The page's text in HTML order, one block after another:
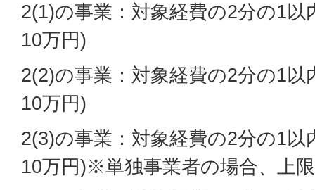
2(1)の事業：対象経費の2分の1以
10万円)
2(2)の事業：対象経費の2分の1以
10万円)
2(3)の事業：対象経費の2分の1以
10万円)※単独事業者の場合、上